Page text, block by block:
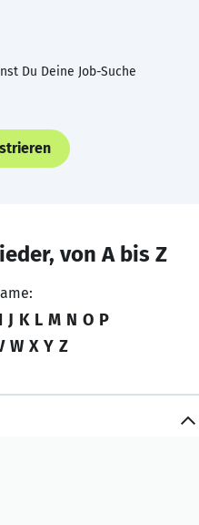
Du Deine Job-Suche
von A bis Z
I J K L M N O P
W X Y Z